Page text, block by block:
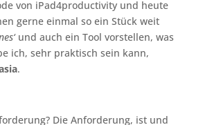
von iPad4productivity und heute
gerne einmal so ein Stück weit
‘ und auch ein Tool vorstellen, was
ich, sehr praktisch sein kann,
.
Die Anforderung, ist und